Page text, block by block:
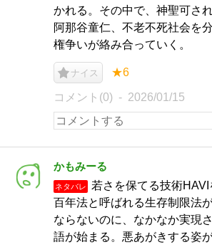
かれる。その中で、神聖可さ
阿那谷童仁、不老不死社会を
権争いが絡み合っていく。
ナイス ★6
コメント(0) 2026/01/15
かもみーる
ネタバレ
若さを保てる技術
百年法と呼ばれる生存制限法
ならないのに、なかなか実現
語が始まる。悪あがきする姿